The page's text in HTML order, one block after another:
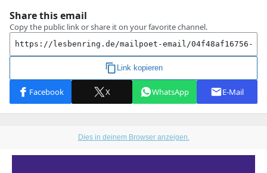
Dies in deinem Browser anzeigen.